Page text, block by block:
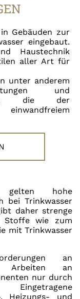
Gebäuden zur
eingebaut.
Haustechnik
aller Art für
unter anderem
und
die der
gelten hohe
bei Trinkwasser
daher strenge
Stoffe wie zum
mit Trinkwasser
an
Arbeiten an
nur durch
Heizungs- und